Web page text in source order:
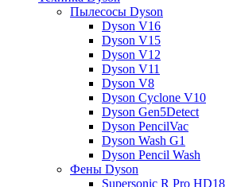
Пылесосы Dyson
Dyson V16
Dyson V15
Dyson V12
Dyson V11
Dyson V8
Dyson Cyclone V10
Dyson Gen5Detect
Dyson PencilVac
Dyson Wash G1
Dyson Pencil Wash
Фены Dyson
Supersonic R Pro HD18